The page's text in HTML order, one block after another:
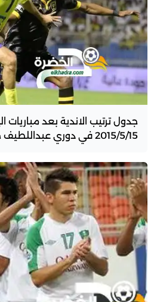
جدول ترتيب الاندية بعد مباريات
2015/5/15 في دوري عبداللطيف جميل